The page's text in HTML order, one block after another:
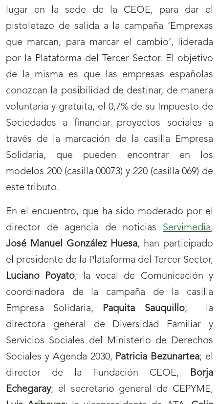
lugar en la sede de la CEOE, para dar el
pistoletazo de salida a la campaña ‘Emprexas
que marcan, para marcar el cambio’, liderada
por la Plataforma del Tercer Sector. El objetivo
de la misma es que las empresas españolas
conozcan la posibilidad de destinar, de manera
voluntaria y gratuita, el 0,7% de su Impuesto de
Sociedades a financiar proyectos sociales a
través de la marcación de la casilla Empresa
Solidaria, que pueden encontrar en los
modelos 200 (casilla 00073) y 220 (casilla 069) de
este tributo.
En el encuentro, que ha sido moderado por el
director de agencia de noticias Servimedia,
José Manuel González Huesa, han participado
el presidente de la Plataforma del Tercer Sector,
Luciano Poyato; la vocal de Comunicación y
coordinadora de la campaña de la casilla
Empresa Solidaria,
Paquita Sauquillo; la
directora general de Diversidad Familiar y
Servicios Sociales del Ministerio de Derechos
Sociales y Agenda 2030, Patricia Bezunartea; el
director de la Fundación CEOE,
Borja
Echegaray; el secretario general de CEPYME,